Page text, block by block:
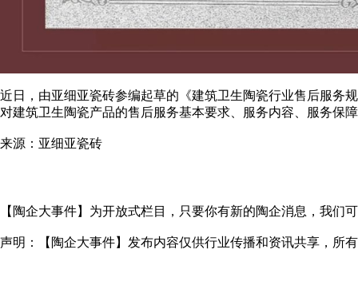
近日，由亚细亚瓷砖参编起草的《建筑卫生陶瓷行业售后服务
对建筑卫生陶瓷产品的售后服务基本要求、服务内容、服务保
来源：亚细亚瓷砖
【陶企大事件】为开放式栏目，只要你有新的陶企消息，我们
声明：【陶企大事件】发布内容仅供行业传播和资讯共享，所